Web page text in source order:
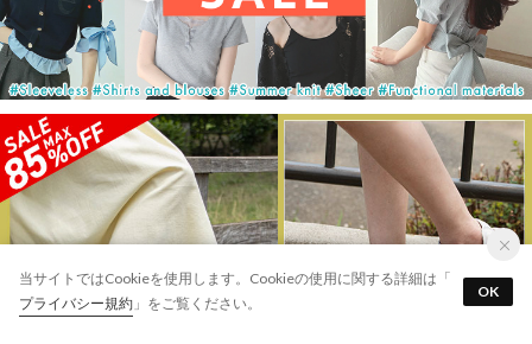
サイズ交換￥0・返品￥0
最短翌日お届け
アプリを使う
当サイトではCookieを使用します。Cookieの使用に関する詳細は「
プライバシー規約 」をご覧ください。
OK